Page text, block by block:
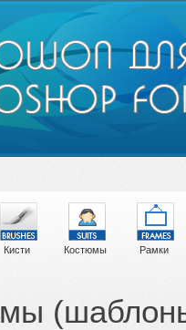
Кисти Костюмы Рамки